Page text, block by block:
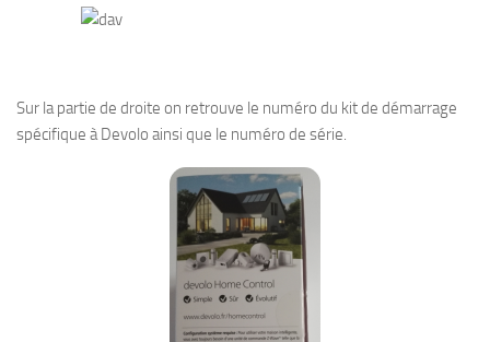
Sur la partie de droite on retrouve le numéro du kit de démarrage
spécifique à Devolo ainsi que le numéro de série.